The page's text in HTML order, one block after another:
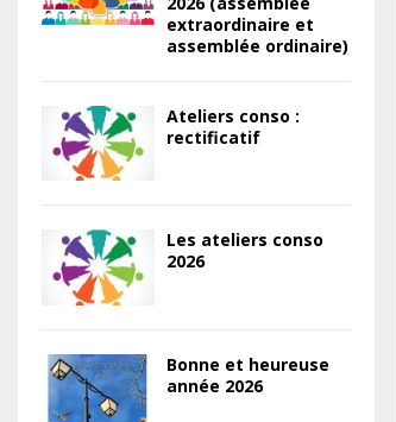
extraordinaire et
assemblée ordinaire)
Ateliers conso :
rectificatif
Les ateliers conso
2026
Bonne et heureuse
année 2026